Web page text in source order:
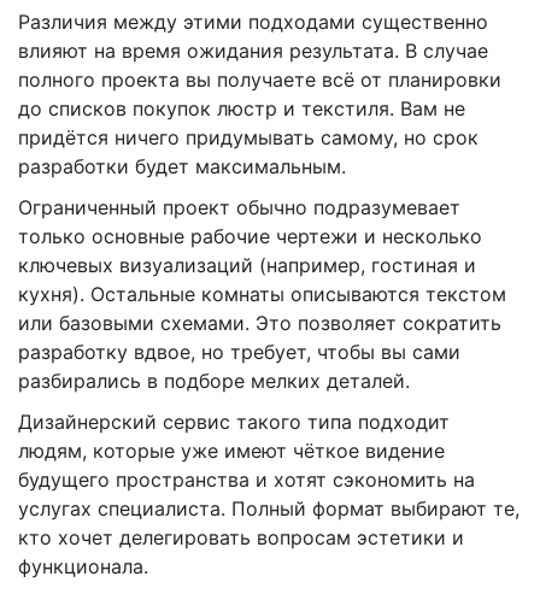
Различия между этими подходами существенно
влияют на время ожидания результата. В случае
полного проекта вы получаете всё от планировки
до списков покупок люстр и текстиля. Вам не
придётся ничего придумывать самому, но срок
разработки будет максимальным.
Ограниченный проект обычно подразумевает
только основные рабочие чертежи и несколько
ключевых визуализаций (например, гостиная и
кухня). Остальные комнаты описываются текстом
или базовыми схемами. Это позволяет сократить
разработку вдвое, но требует, чтобы вы сами
разбирались в подборе мелких деталей.
Дизайнерский сервис такого типа подходит
людям, которые уже имеют чёткое видение
будущего пространства и хотят сэкономить на
услугах специалиста. Полный формат выбирают те,
кто хочет делегировать вопросам эстетики и
функционала.